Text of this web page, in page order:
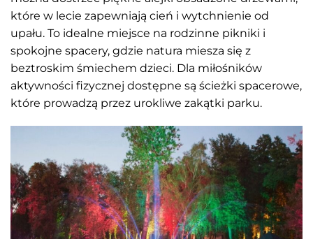
które w lecie zapewniają cień i wytchnienie od
upału. To idealne miejsce na rodzinne pikniki i
spokojne spacery, gdzie natura miesza się z
beztroskim śmiechem dzieci. Dla miłośników
aktywności fizycznej dostępne są ścieżki spacerowe,
które prowadzą przez urokliwe zakątki parku.